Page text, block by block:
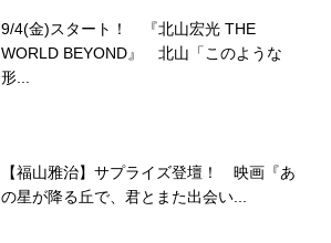
9/4(金)スタート！ 『北山宏光 THE
WORLD BEYOND』 北山「このような
形...
【福山雅治】サプライズ登壇！ 映画『あ
の星が降る丘で、君とまた出会い...